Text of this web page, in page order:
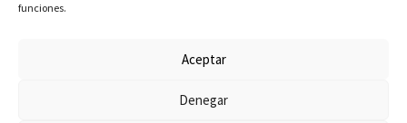
funciones.
Aceptar
Denegar